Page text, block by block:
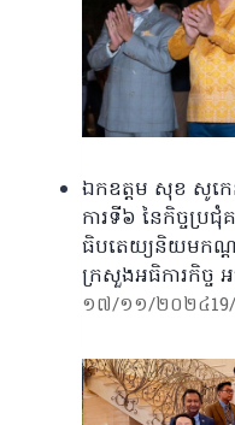
ឯកឧត្តម សុខ សូក
ការទី៦ នៃកិច្ចប្រជុំ
ធិបតេយ្យនិយមកណ្តា
ក្រសួងអធិការកិច្ច
១៧/១១/២០២៤